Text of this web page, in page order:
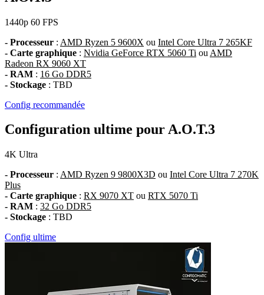
1440p 60 FPS
- Processeur : AMD Ryzen 5 9600X ou Intel Core Ultra 7 265KF
- Carte graphique : Nvidia GeForce RTX 5060 Ti ou AMD
Radeon RX 9060 XT
- RAM : 16 Go DDR5
- Stockage : TBD
Config recommandée
Configuration ultime pour A.O.T.3
4K Ultra
- Processeur : AMD Ryzen 9 9800X3D ou Intel Core Ultra 7 270K
Plus
- Carte graphique : RX 9070 XT ou RTX 5070 Ti
- RAM : 32 Go DDR5
- Stockage : TBD
Config ultime